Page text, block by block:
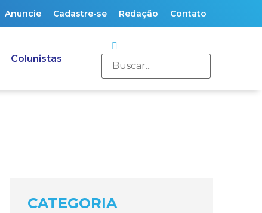
Anuncie Cadastre-se Redação Contato
Colunistas
CATEGORIA